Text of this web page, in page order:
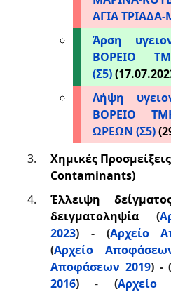
ΑΓΙΑ
Άρση
ΒΟΡΕΙΟ
(Σ5)
Λήψη
ΒΟΡΕΙΟ
ΩΡΕΩΝ (Σ5)
Χημικές
Contaminants)
Έλλειψη
δειγματοληψία (
2023) - (Αρχείο
(Αρχείο
Αποφάσεων 2019) -
2016) - (Αρχείο